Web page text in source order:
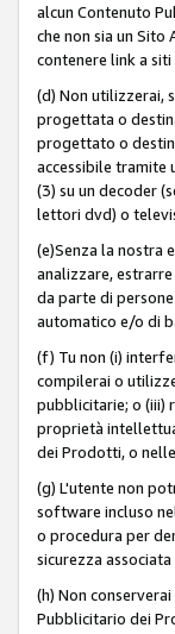
alcun Contenuto
che non sia un
contenere link a
(d) Non utilizzerai,
progettata o
progettato o
accessibile tramite
(3) su un decoder
lettori dvd) o
(e)Senza la nostra
analizzare,
da parte di
automatico e/o di
(f) Tu non (i)
compilerai o
pubblicitarie; o (iii)
proprietà
dei Prodotti, o
(g) L'utente non
software incluso
o procedura per
sicurezza
(h) Non
Pubblicitario dei